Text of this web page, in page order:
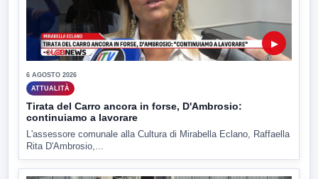
▶
6 AGOSTO 2026
ATTUALITÀ
Tirata del Carro ancora in forse, D'Ambrosio:
continuiamo a lavorare
L'assessore comunale alla Cultura di Mirabella Eclano, Raffaella
Rita D'Ambrosio,...